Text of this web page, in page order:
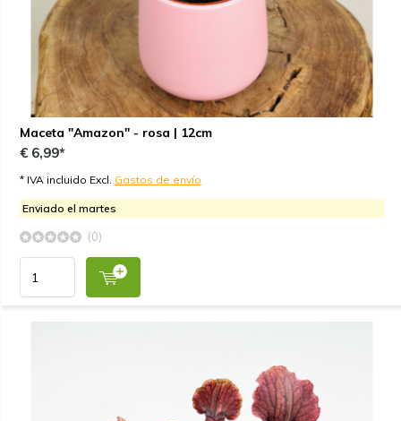
Maceta "Amazon" - rosa | 12cm
€ 6,99*
* IVA incluido Excl. Gastos de envío
Enviado el martes
(0)